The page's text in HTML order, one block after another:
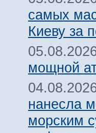
самых
Киеву за
мощной
нанесла
морским